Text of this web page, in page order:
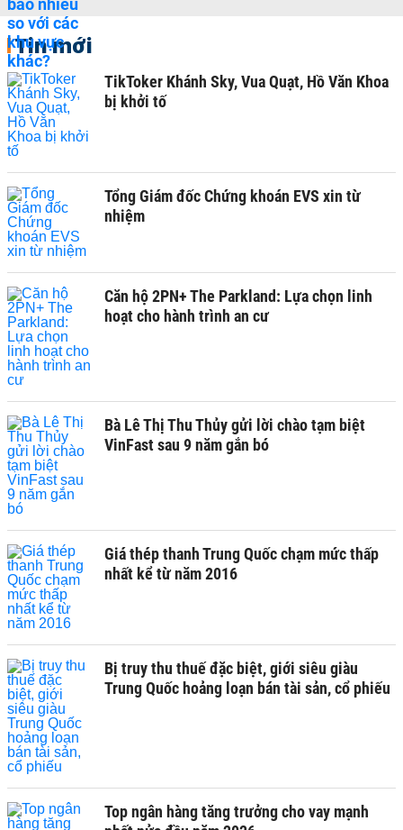
Tin mới
TikToker Khánh Sky, Vua Quạt, Hồ Văn Khoa
bị khởi tố
Tổng Giám đốc Chứng khoán EVS xin từ
nhiệm
Căn hộ 2PN+ The Parkland: Lựa chọn linh
hoạt cho hành trình an cư
Bà Lê Thị Thu Thủy gửi lời chào tạm biệt
VinFast sau 9 năm gắn bó
Giá thép thanh Trung Quốc chạm mức thấp
nhất kể từ năm 2016
Bị truy thu thuế đặc biệt, giới siêu giàu
Trung Quốc hoảng loạn bán tài sản, cổ phiếu
Top ngân hàng tăng trưởng cho vay mạnh